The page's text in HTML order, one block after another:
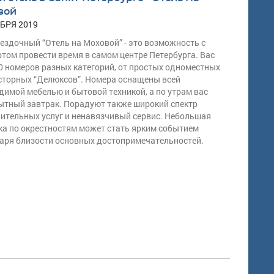
2019
“Отель на Моховой” - это возможность с
провести время в самом центре Петербурга. Вас
номеров разных категорий, от простых одноместных
“Делюксов”. Номера оснащены всей
мебелью и бытовой техникой, а по утрам вас
завтрак. Порадуют также широкий спектр
услуг и ненавязчивый сервис. Небольшая
по окрестностям может стать ярким событием
близости основных достопримечательностей.